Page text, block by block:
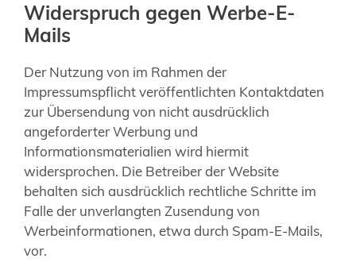
Widerspruch gegen Werbe-E-
Mails
Der Nutzung von im Rahmen der
Impressumspflicht veröffentlichten Kontaktdaten
zur Übersendung von nicht ausdrücklich
angeforderter Werbung und
Informationsmaterialien wird hiermit
widersprochen. Die Betreiber der Website
behalten sich ausdrücklich rechtliche Schritte im
Falle der unverlangten Zusendung von
Werbeinformationen, etwa durch Spam-E-Mails,
vor.